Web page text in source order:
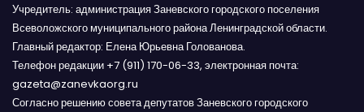
Учредитель: администрация Заневского городского поселения
Всеволожского муниципального района Ленинградской области.
Главный редактор: Елена Юрьевна Голованова.
Телефон редакции +7 (911) 170-06-33, электронная почта:
gazeta@zanevkaorg.ru
Согласно решению совета депутатов Заневского городского